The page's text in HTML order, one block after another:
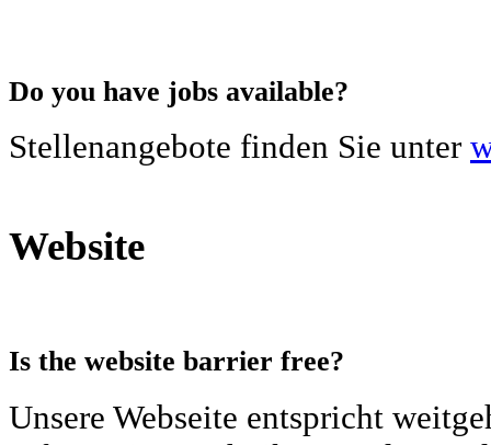
Do you have jobs available?
Stellenangebote finden Sie unter
Website
Is the website barrier free?
Unsere Webseite entspricht